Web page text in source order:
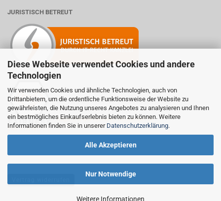
Diese Webseite verwendet Cookies und andere
Technologien
Wir verwenden Cookies und ähnliche Technologien, auch von
Drittanbietern, um die ordentliche Funktionsweise der Website zu
gewährleisten, die Nutzung unseres Angebotes zu analysieren und Ihnen
ein bestmögliches Einkaufserlebnis bieten zu können. Weitere
Informationen finden Sie in unserer Datenschutzerklärung.
Alle Akzeptieren
Nur Notwendige
Weitere Informationen
JURISTISCH BETREUT
Mitglied der Initiative "Fairness im Handel".
Informationen zur Initiative:
https://www.fairness-im-handel.de